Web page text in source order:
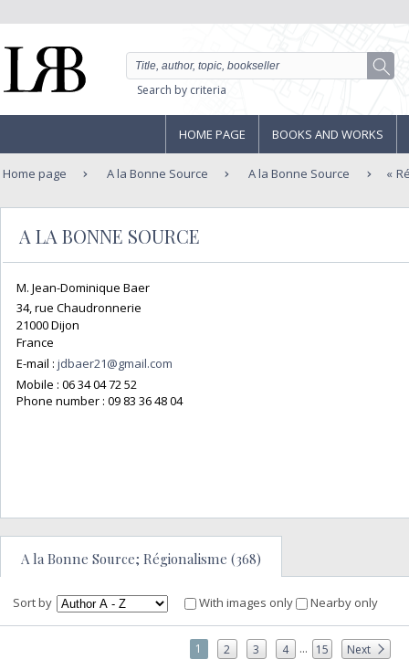
Search by criteria
HOME PAGE BOOKS AND WORKS
Home page A la Bonne Source A la Bonne Source
A LA BONNE SOURCE
M. Jean-Dominique Baer
34, rue Chaudronnerie
21000 Dijon
France
E-mail : jdbaer21@gmail.com
Mobile : 06 34 04 72 52
Phone number : 09 83 36 48 04
A la Bonne Source; Régionalisme (368)
Sort by With images only Nearby only
1 2 3 4 ... 15 Next